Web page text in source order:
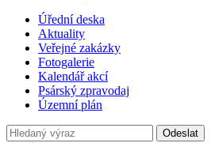
Úřední deska
Aktuality
Veřejné zakázky
Fotogalerie
Kalendář akcí
Psárský zpravodaj
Územní plán
Odeslat